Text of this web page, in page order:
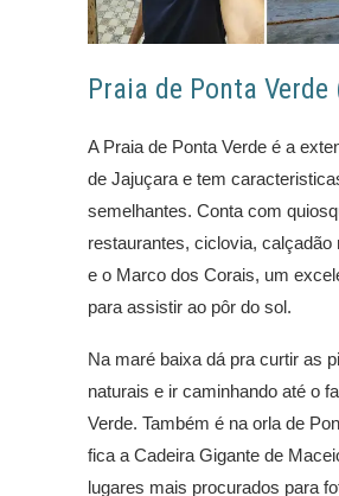
Praia de Ponta Verde
A Praia de Ponta Verde é a
de Jajuçara e tem
semelhantes. Conta com
restaurantes, ciclovia, calçadão
e o Marco dos Corais, um
para assistir ao pôr do sol.
Na maré baixa dá pra curtir as
naturais e ir caminhando até o
Verde. Também é na orla de
fica a Cadeira Gigante de
lugares mais procurados para